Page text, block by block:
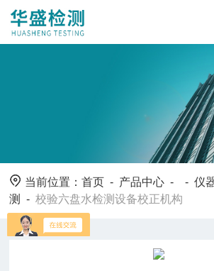
当前位置：首页 - 产品中心 - -仪
测
-校验六盘水检测设备校正机构